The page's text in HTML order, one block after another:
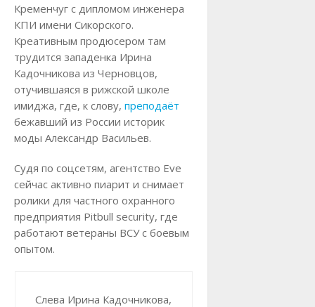
Кременчуг с дипломом инженера
КПИ имени Сикорского.
Креативным продюсером там
трудится западенка Ирина
Кадочникова из Черновцов,
отучившаяся в рижской школе
имиджа, где, к слову, преподаёт
бежавший из России историк
моды Александр Васильев.
Судя по соцсетям, агентство Eve
сейчас активно пиарит и снимает
ролики для частного охранного
предприятия Pitbull security, где
работают ветераны ВСУ с боевым
опытом.
Слева Ирина Кадочникова,